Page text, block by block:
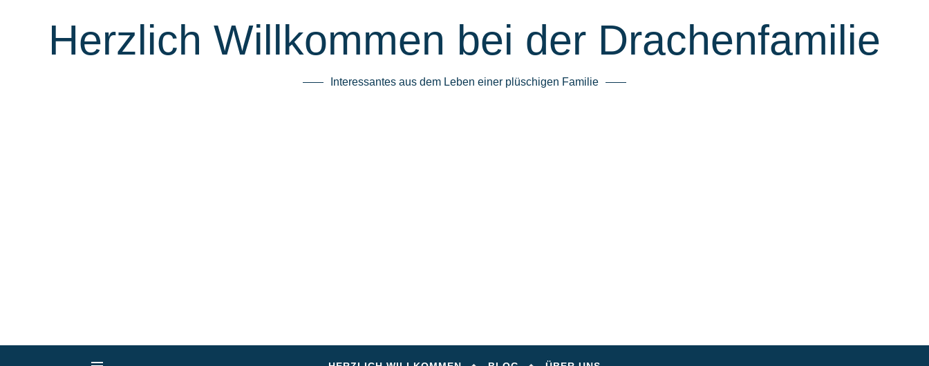
Herzlich Willkommen bei der Drachenfamilie
Interessantes aus dem Leben einer plüschigen Familie